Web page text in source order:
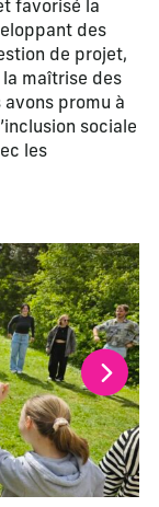
favorisé la
des
de projet,
maîtrise des
avons promu à
sociale
les
de ce